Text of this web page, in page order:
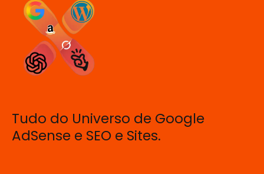
Tudo do Universo de Google
AdSense e SEO e Sites.